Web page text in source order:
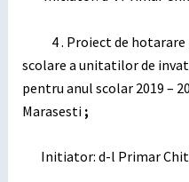
4 . Proiect de hotarare
scolare a unitatilor de
pentru anul scolar 2019 –
Marasesti ;
Initiator: d-l Primar